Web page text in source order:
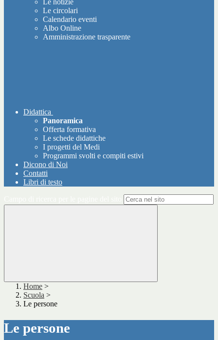
Le notizie
Le circolari
Calendario eventi
Albo Online
Amministrazione trasparente
Didattica
Panoramica
Offerta formativa
Le schede didattiche
I progetti del Medi
Programmi svolti e compiti estivi
Dicono di Noi
Contatti
Libri di testo
Home >
Scuola >
Le persone
Le persone